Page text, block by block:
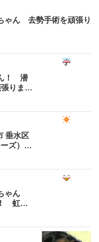
ん 去勢手術を頑張り
！ 潜
りまし
垂水区
ズ）こ
ゃん
虹の